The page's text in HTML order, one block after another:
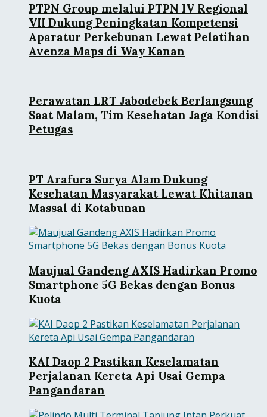
PTPN Group melalui PTPN IV Regional
VII Dukung Peningkatan Kompetensi
Aparatur Perkebunan Lewat Pelatihan
Avenza Maps di Way Kanan
Perawatan LRT Jabodebek Berlangsung
Saat Malam, Tim Kesehatan Jaga Kondisi
Petugas
PT Arafura Surya Alam Dukung
Kesehatan Masyarakat Lewat Khitanan
Massal di Kotabunan
Maujual Gandeng AXIS Hadirkan Promo
Smartphone 5G Bekas dengan Bonus
Kuota
KAI Daop 2 Pastikan Keselamatan
Perjalanan Kereta Api Usai Gempa
Pangandaran